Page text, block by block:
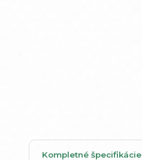
Kompletné špecifikácie